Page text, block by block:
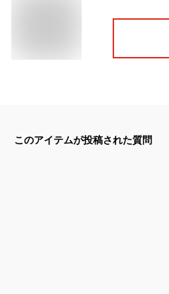
このアイテムが投稿された質問